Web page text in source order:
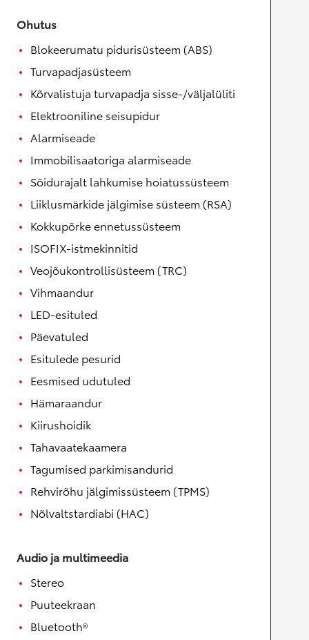
Ohutus
Blokeerumatu pidurisüsteem (ABS)
Turvapadjasüsteem
Kõrvalistuja turvapadja sisse-/väljalüliti
Elektrooniline seisupidur
Alarmiseade
Immobilisaatoriga alarmiseade
Sõidurajalt lahkumise hoiatussüsteem
Liiklusmärkide jälgimise süsteem (RSA)
Kokkupõrke ennetussüsteem
ISOFIX-istmekinnitid
Veojõukontrollisüsteem (TRC)
Vihmaandur
LED-esituled
Päevatuled
Esitulede pesurid
Eesmised udutuled
Hämaraandur
Kiirushoidik
Tahavaatekaamera
Tagumised parkimisandurid
Rehvirõhu jälgimissüsteem (TPMS)
Nõlvaltstardiabi (HAC)
Audio ja multimeedia
Stereo
Puuteekraan
Bluetooth®